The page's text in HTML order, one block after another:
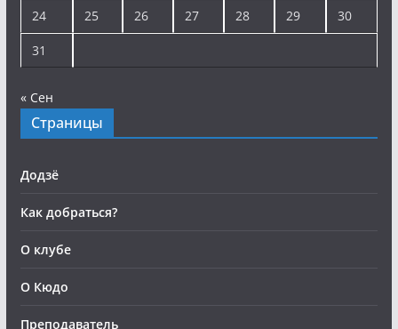
24 25 26 27 28 29 30
31
« Сен
Страницы
Додзё
Как добраться?
О клубе
О Кюдо
Преподаватель